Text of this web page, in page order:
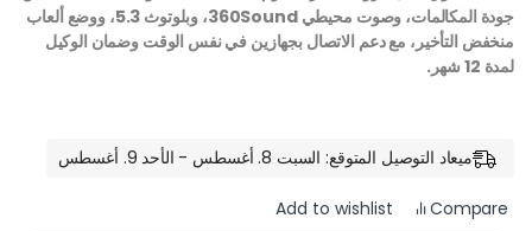
جودة المكالمات، وصوت محيطي 360Sound، وبلوتوث 5.3، ووضع ألعاب
منخفض التأخير، مع دعم الاتصال بجهازين في نفس الوقت وضمان الوكيل
لمدة 12 شهر.
ميعاد التوصيل المتوقع: السبت 8. أغسطس - الأحد 9. أغسطس
Compare
Add to wishlist